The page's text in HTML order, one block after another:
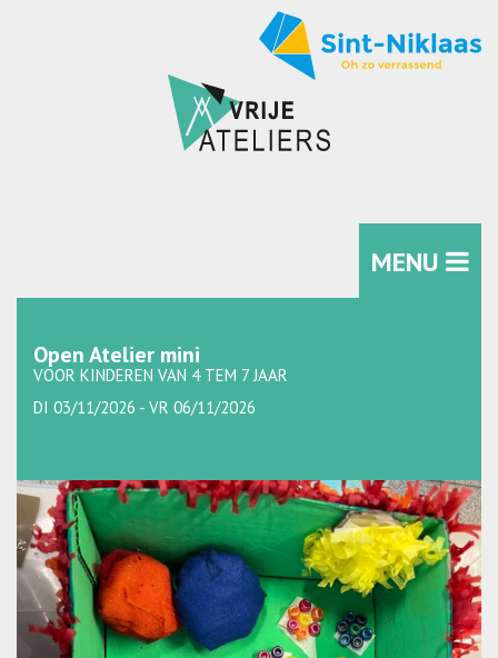
MENU
Open Atelier mini
VOOR KINDEREN VAN 4 TEM 7 JAAR
DI 03/11/2026 - VR 06/11/2026